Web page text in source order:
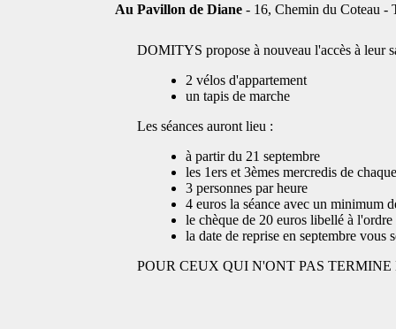
Au Pavillon de Diane - 16, Chemin du Coteau
DOMITYS propose à nouveau l'accès à leur
2 vélos d'appartement
un tapis de marche
Les séances auront lieu :
à partir du 21 septembre
les 1ers et 3èmes mercredis de
3 personnes par heure
4 euros la séance avec un minimum
le chèque de 20 euros libellé à
la date de reprise en septembre vous
POUR CEUX QUI N'ONT PAS